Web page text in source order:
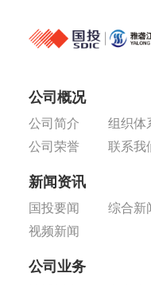
公司概况
公司简介 组织体
公司荣誉
联系我
新闻资讯
国投要闻 综合新
视频新闻
公司业务